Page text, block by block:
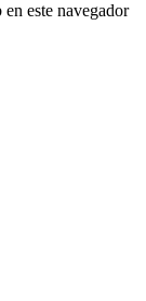
este navegador